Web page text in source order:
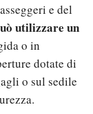
e del
utilizzare un
o in
dotate di
o sul sedile